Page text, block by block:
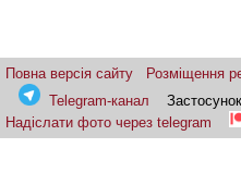
Повна версія сайту Розміщення
Telegram-канал
Надіслати фото через telegram